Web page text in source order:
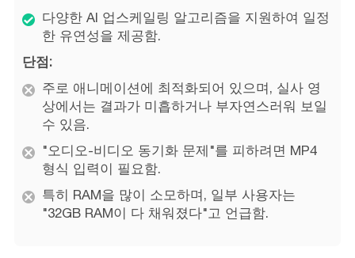
다양한 AI 업스케일링 알고리즘을 지원하여 일정
한 유연성을 제공함.
단점:
주로 애니메이션에 최적화되어 있으며, 실사 영
상에서는 결과가 미흡하거나 부자연스러워 보일
수 있음.
"오디오-비디오 동기화 문제"를 피하려면 MP4
형식 입력이 필요함.
특히 RAM을 많이 소모하며, 일부 사용자는
"32GB RAM이 다 채워졌다"고 언급함.